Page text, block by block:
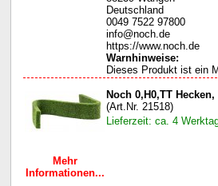
Deutschland
0049 7522 97800
info@noch.de
https://www.noch.de
Warnhinweise:
Dieses Produkt ist ein
Mehr
Informationen...
Noch 0,H0,TT
(Art.Nr. 21518)
Lieferzeit: ca. 4